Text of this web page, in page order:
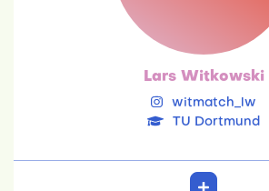
Lars Witkowski
witmatch_lw
TU Dortmund
12. Platz Mixed